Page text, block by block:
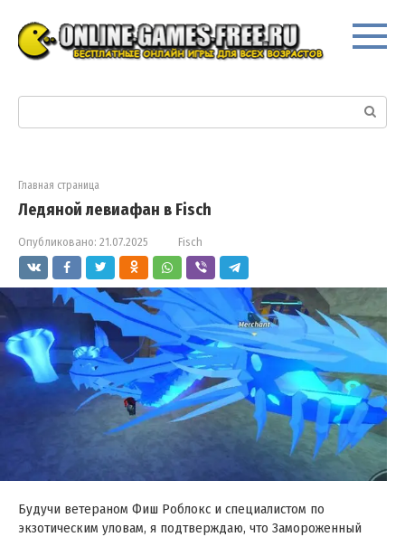
контенту
Поиск:
Главная страница
Ледяной левиафан в Fisch
Опубликовано: 21.07.2025 Fisch
Будучи ветераном Фиш Роблокс и специалистом по
экзотическим уловам, я подтверждаю, что Замороженный